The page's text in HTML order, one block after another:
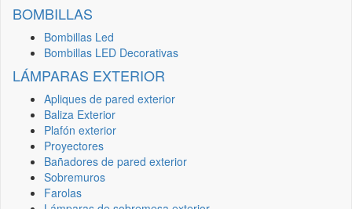
BOMBILLAS
Bombillas Led
Bombillas LED Decorativas
LÁMPARAS EXTERIOR
Apliques de pared exterior
Baliza Exterior
Plafón exterior
Proyectores
Bañadores de pared exterior
Sobremuros
Farolas